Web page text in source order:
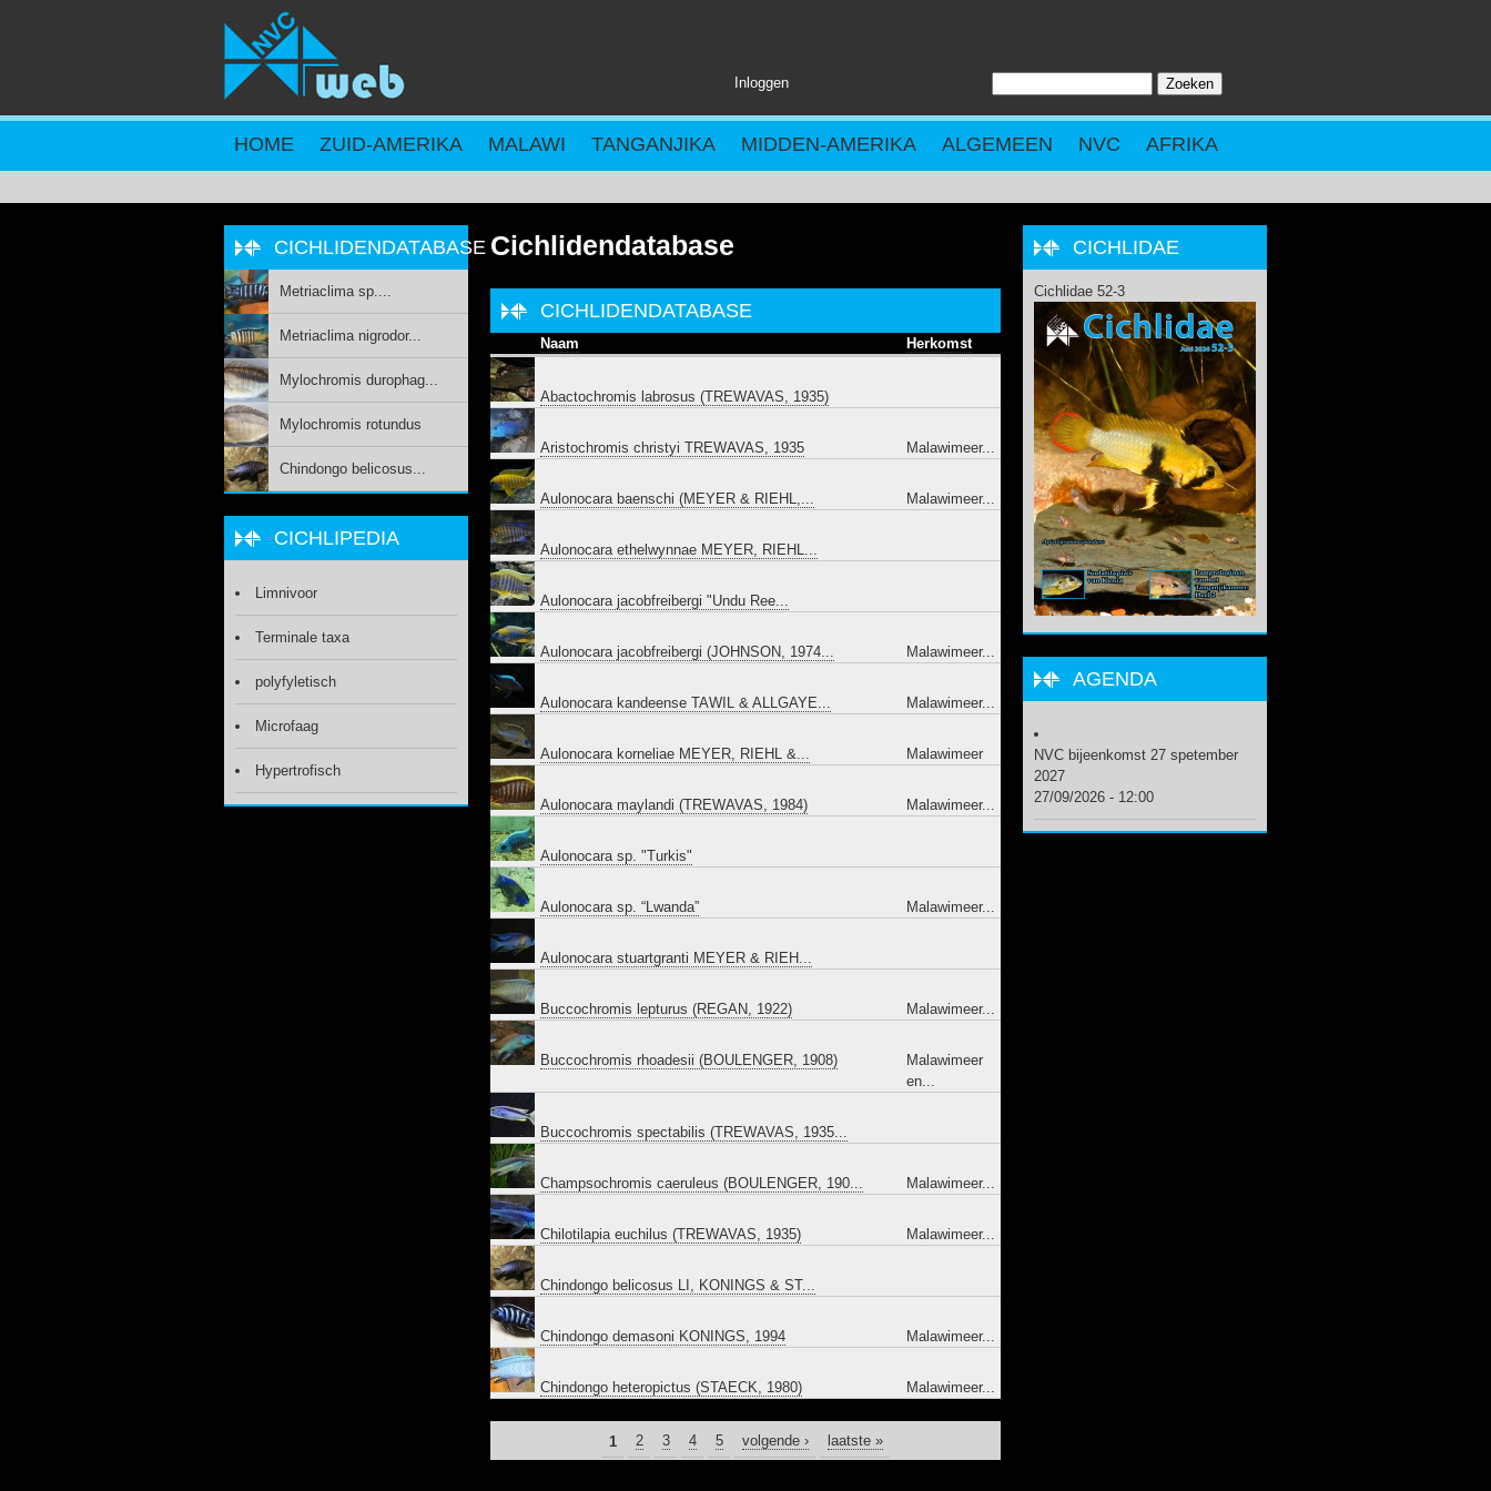
Inloggen
ZOEKVELD
HOME ZUID-AMERIKA MALAWI TANGANJIKA MIDDEN-AMERIKA ALGEMEEN NVC AFRIKA
Cichlidendatabase
CICHLIDENDATABASE
Naam Herkomst
Abactochromis labrosus (TREWAVAS, 1935)
Aristochromis christyi TREWAVAS, 1935 Malawimeer...
Aulonocara baenschi (MEYER & RIEHL,... Malawimeer...
Aulonocara ethelwynnae MEYER, RIEHL...
Aulonocara jacobfreibergi "Undu Ree...
Aulonocara jacobfreibergi (JOHNSON, 1974... Malawimeer...
Aulonocara kandeense TAWIL & ALLGAYE... Malawimeer...
Aulonocara korneliae MEYER, RIEHL &... Malawimeer
Aulonocara maylandi (TREWAVAS, 1984) Malawimeer...
Aulonocara sp. "Turkis"
Aulonocara sp. “Lwanda” Malawimeer...
Aulonocara stuartgranti MEYER & RIEH...
Buccochromis lepturus (REGAN, 1922) Malawimeer...
Buccochromis rhoadesii (BOULENGER, 1908)
Malawimeer
en...
Buccochromis spectabilis (TREWAVAS, 1935...
Champsochromis caeruleus (BOULENGER, 190... Malawimeer...
Chilotilapia euchilus (TREWAVAS, 1935) Malawimeer...
Chindongo belicosus LI, KONINGS & ST...
Chindongo demasoni KONINGS, 1994 Malawimeer...
Chindongo heteropictus (STAECK, 1980) Malawimeer...
PAGINA'S
1 2 3 4 5 volgende › laatste »
CICHLIDENDATABASE
Metriaclima sp....
Metriaclima nigrodor...
Mylochromis durophag...
Mylochromis rotundus
Chindongo belicosus...
CICHLIPEDIA
Limnivoor
Terminale taxa
polyfyletisch
Microfaag
Hypertrofisch
CICHLIDAE
Cichlidae 52-3
AGENDA
NVC bijeenkomst 27 spetember
2027
27/09/2026 - 12:00